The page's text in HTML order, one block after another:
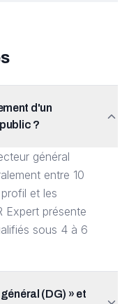
d'un
?
général
entre 10
et les
Expert présente
sous 4 à 6
(DG) » et